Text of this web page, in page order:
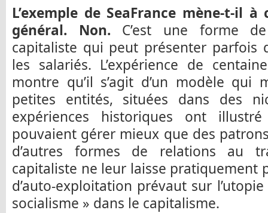
L’exemple de SeaFrance mène-t-il à
général. Non. C’est une forme
capitaliste qui peut présenter parfois
les salariés. L’expérience de
montre qu’il s’agit d’un modèle qui
petites entités, situées dans des
expériences historiques ont
pouvaient gérer mieux que des
d’autres formes de relations au
capitaliste ne leur laisse pratiquement
d’auto-exploitation prévaut sur
socialisme » dans le capitalisme.